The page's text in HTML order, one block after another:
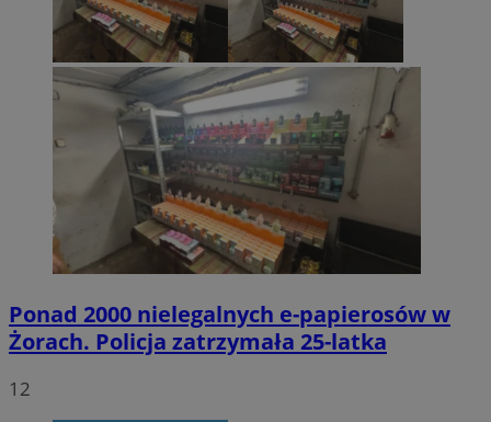
Ponad 2000 nielegalnych e-papierosów w
Żorach. Policja zatrzymała 25-latka
12